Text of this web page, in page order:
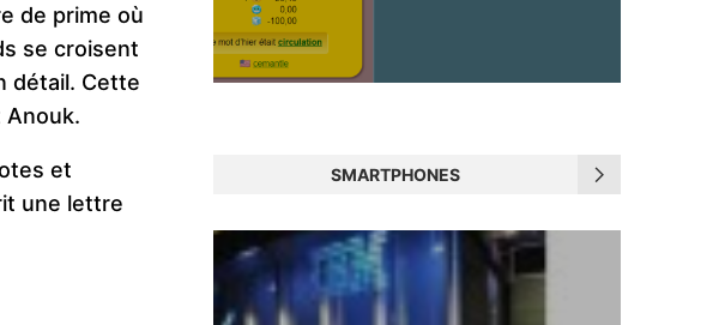
de prime où
se croisent
détail. Cette
Anouk.
et
une lettre
SMARTPHONES